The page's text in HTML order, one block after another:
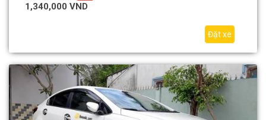
1,340,000 VND
Đặt xe